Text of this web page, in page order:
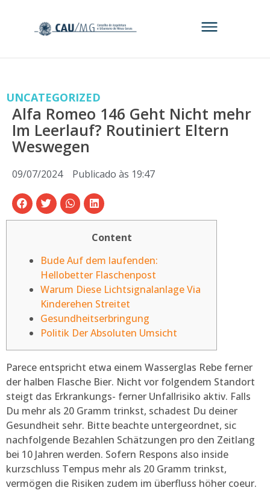
UNCATEGORIZED
Alfa Romeo 146 Geht Nicht mehr
Im Leerlauf? Routiniert Eltern
Weswegen
09/07/2024 Publicado às 19:47
Content
Bude Auf dem laufenden:
Hellobetter Flaschenpost
Warum Diese Lichtsignalanlage Via
Kinderehen Streitet
Gesundheits­erbringung
Politik Der Absoluten Umsicht
Parece entspricht etwa einem Wasserglas Rebe ferner
der halben Flasche Bier. Nicht vor folgendem Standort
steigt das Erkrankungs- ferner Unfallrisiko aktiv. Falls
Du mehr als 20 Gramm trinkst, schadest Du deiner
Gesundheit sehr. Bitte beachte untergeordnet, sic
nachfolgende Bezahlen Schätzungen pro den Zeitlang
bei 10 Jahren werden. Sofern Respons also inside
kurzschluss Tempus mehr als 20 Gramm trinkst,
vermögen die Risiken zudem im überfluss höher coeur.